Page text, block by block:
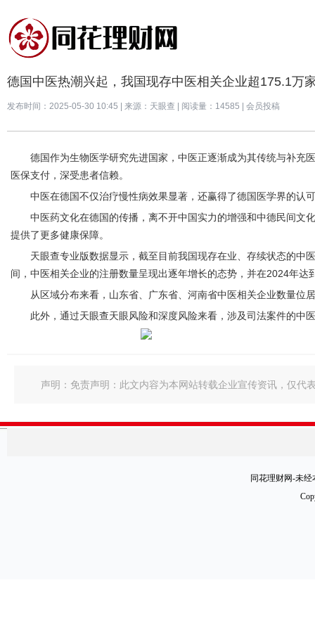
德国中医热潮兴起，我国现存中医相关企业超175.1万
发布时间：2025-05-30 10:45 来源：天眼查 阅读量：14585 | 会员投稿
德国作为生物医学研究先进国家，中医正逐渐成为其传统与补充
医保支付，深受患者信赖。
中医在德国不仅治疗慢性病效果显著，还赢得了德国医学界的认
中医药文化在德国的传播，离不开中国实力的增强和中德民间文
提供了更多健康保障。
天眼查专业版数据显示，截至目前我国现存在业、存续状态的
间，中医相关企业的注册数量呈现出逐年增长的态势，并在2024年达
从区域分布来看，山东省、广东省、河南省中医相关企业数量
此外，通过天眼查天眼风险和深度风险来看，涉及司法案件的中
声明：免责声明：此文内容为本网站转载企业宣传资讯，仅
同花理财网-未经